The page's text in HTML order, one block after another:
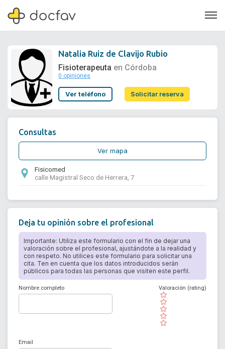
Soporte
Natalia Ruiz de Clavijo Rubio
Fisioterapeuta en Córdoba
0 opiniones
Ver teléfono Solicitar reserva
Consultas
Ver mapa
Fisicomed
calle Magistral Seco de Herrera, 7
Deja tu opinión sobre el profesional
Importante: Utiliza este formulario con el fin de dejar una
valoración sobre el profesional, ajustándote a la realidad y
con respeto. No utilices este formulario para solicitar una
cita. Ten en cuenta que los datos introducidos serán
públicos para todas las personas que visiten este perfil.
Nombre completo
( )
( )
( )
( )
( )
Valoración (rating)
Email